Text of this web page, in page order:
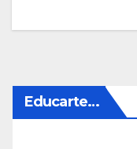
Educarte…